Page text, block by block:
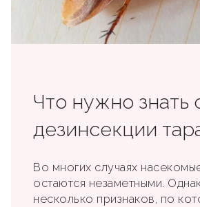
Что нужно знать
дезинсекции
Во многих случаях
остаются незаметными.
несколько признаков, по